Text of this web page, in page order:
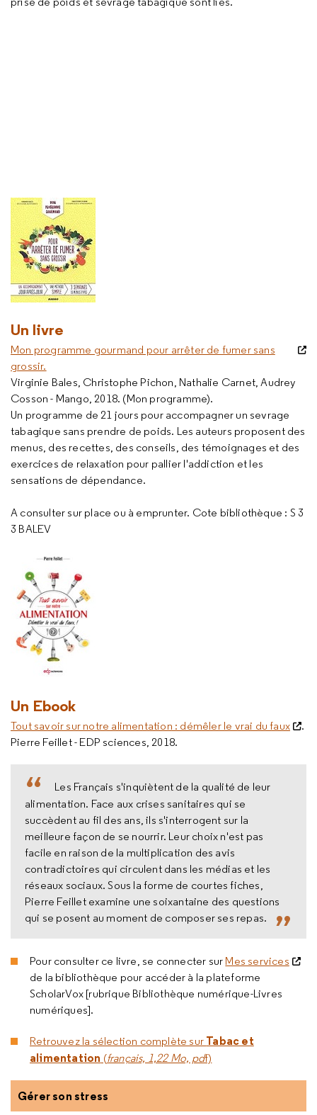
Un livre
Mon programme gourmand pour arrêter de fumer sans
grossir.
Virginie Bales, Christophe Pichon, Nathalie Carnet, Audrey
Cosson - Mango, 2018. (Mon programme).
Un programme de 21 jours pour accompagner un sevrage
tabagique sans prendre de poids. Les auteurs proposent des
menus, des recettes, des conseils, des témoignages et des
exercices de relaxation pour pallier l'addiction et les
sensations de dépendance.
A consulter sur place ou à emprunter. Cote bibliothèque : S 3
3 BALEV
Un Ebook
Tout savoir sur notre alimentation : démêler le vrai du faux
.
Pierre Feillet - EDP sciences, 2018.
Les Français s'inquiètent de la qualité de leur
alimentation. Face aux crises sanitaires qui se
succèdent au fil des ans, ils s'interrogent sur la
meilleure façon de se nourrir. Leur choix n'est pas
facile en raison de la multiplication des avis
contradictoires qui circulent dans les médias et les
réseaux sociaux. Sous la forme de courtes fiches,
Pierre Feillet examine une soixantaine des questions
qui se posent au moment de composer ses repas.
Pour consulter ce livre, se connecter sur Mes services
de la bibliothèque pour accéder à la plateforme
ScholarVox [rubrique Bibliothèque numérique-Livres
numériques].
Retrouvez la sélection complète sur Tabac et
alimentation (français, 1,22 Mo, pdf)
Gérer son stress